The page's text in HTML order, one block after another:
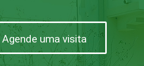
Agende uma visita